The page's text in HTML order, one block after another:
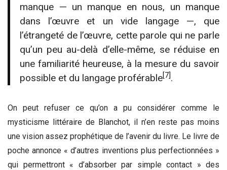
manque — un manque en nous, un manque
dans l’œuvre et un vide langage —, que
l’étrangeté de l’œuvre, cette parole qui ne parle
qu’un peu au-delà d’elle-même, se réduise en
une familiarité heureuse, à la mesure du savoir
possible et du langage proférable[7].
On peut refuser ce qu’on a pu considérer comme le
mysticisme littéraire de Blanchot, il n’en reste pas moins
une vision assez prophétique de l’avenir du livre. Le livre de
poche annonce « d’autres inventions plus perfectionnées »
qui permettront « d’absorber par simple contact » des